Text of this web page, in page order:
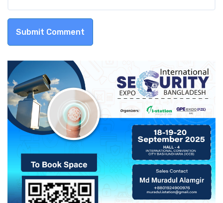
Submit Comment